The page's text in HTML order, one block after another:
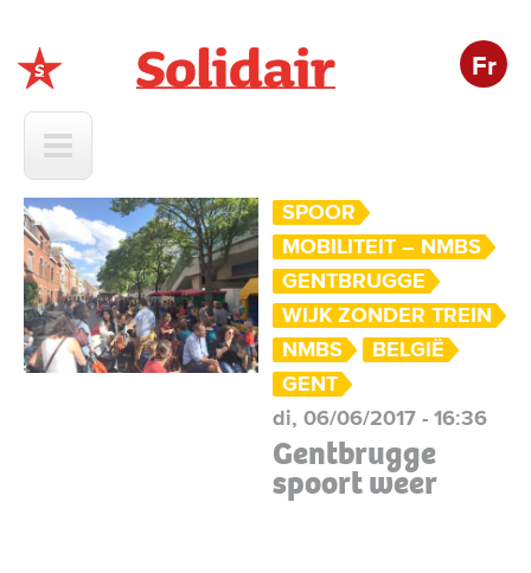
Fr
SPOOR
MOBILITEIT – NMBS
GENTBRUGGE
WIJK ZONDER TREIN
NMBS
BELGIË
GENT
di, 06/06/2017 - 16:36
Gentbrugge
spoort weer